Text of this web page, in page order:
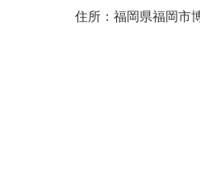
住所：福岡県福岡市